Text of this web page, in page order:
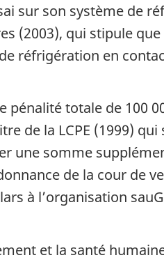
sur son système de
(2003), qui stipule
réfrigération en
pénalité totale de 100
de la LCPE (1999)
une somme
de la cour de
à l’organisation
et la santé